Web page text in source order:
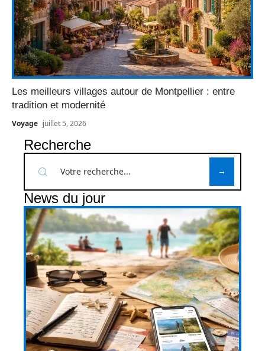
Les meilleurs villages autour de Montpellier : entre
tradition et modernité
Voyage juillet 5, 2026
Recherche
News du jour